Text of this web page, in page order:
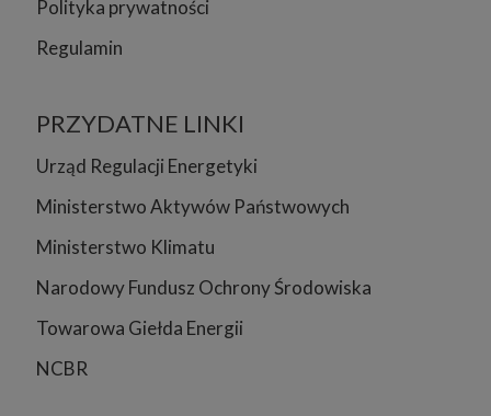
Polityka prywatności
Regulamin
PRZYDATNE LINKI
Urząd Regulacji Energetyki
Ministerstwo Aktywów Państwowych
Ministerstwo Klimatu
Narodowy Fundusz Ochrony Środowiska
Towarowa Giełda Energii
NCBR